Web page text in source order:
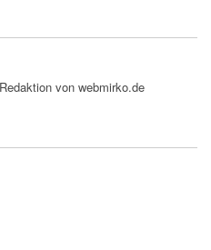
von webmirko.de